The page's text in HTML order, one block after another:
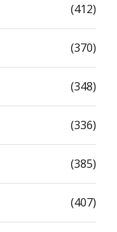
(412)
(370)
(348)
(336)
(385)
(407)